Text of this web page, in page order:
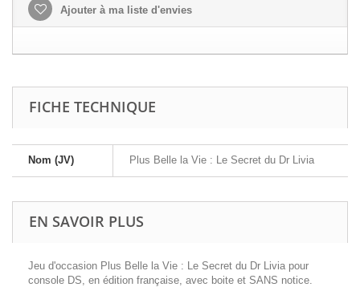
Ajouter à ma liste d'envies
FICHE TECHNIQUE
Nom (JV) Plus Belle la Vie : Le Secret du Dr Livia
EN SAVOIR PLUS
Jeu d'occasion Plus Belle la Vie : Le Secret du Dr Livia pour
console DS, en édition française, avec boite et SANS notice.